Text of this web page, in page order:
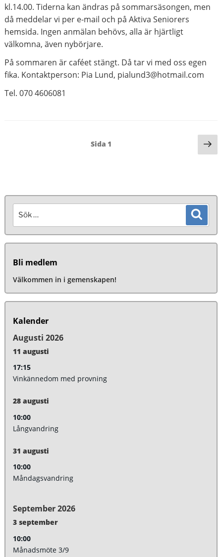
kl.14.00. Tiderna kan ändras på sommarsäsongen, men
då meddelar vi per e-mail och på Aktiva Seniorers
hemsida. Ingen anmälan behövs, alla är hjärtligt
välkomna, även nybörjare.
På sommaren är caféet stängt. Då tar vi med oss egen
fika. Kontaktperson: Pia Lund, pialund3@hotmail.com
Tel. 070 4606081
Sida 1
efter:
Bli medlem
Välkommen in i gemenskapen!
Kalender
Augusti 2026
11 augusti
17:15
Vinkännedom med provning
28 augusti
10:00
Långvandring
31 augusti
10:00
Måndagsvandring
September 2026
3 september
10:00
Månadsmöte 3/9